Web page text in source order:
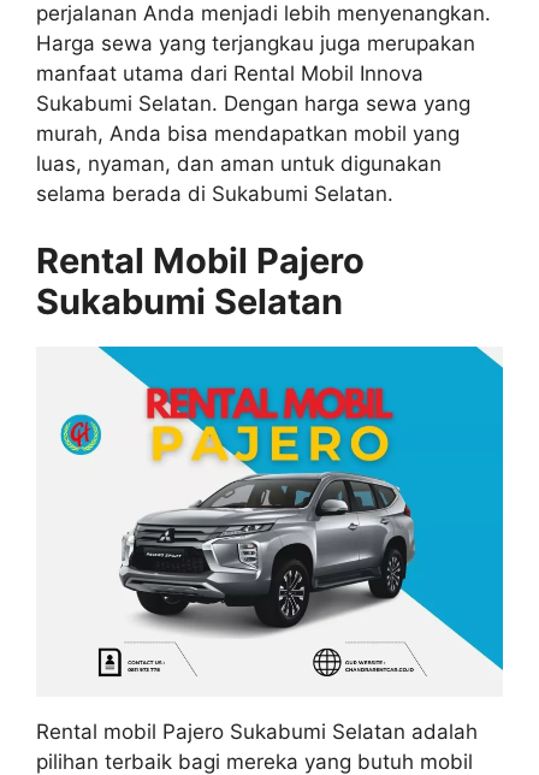
perjalanan Anda menjadi lebih menyenangkan.
Harga sewa yang terjangkau juga merupakan
manfaat utama dari Rental Mobil Innova
Sukabumi Selatan. Dengan harga sewa yang
murah, Anda bisa mendapatkan mobil yang
luas, nyaman, dan aman untuk digunakan
selama berada di Sukabumi Selatan.
Rental Mobil Pajero
Sukabumi Selatan
Rental mobil Pajero Sukabumi Selatan adalah
pilihan terbaik bagi mereka yang butuh mobil